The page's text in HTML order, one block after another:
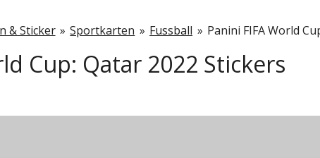
& Sticker » Sportkarten » Fussball » Panini FIFA World
Cup: Qatar 2022 Stickers